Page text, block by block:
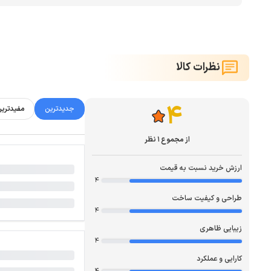
نظرات کالا
4
از مجموع 1 نظر
ارزش خرید نسبت به قیمت
4
طراحی و کیفیت ساخت
4
زیبایی ظاهری
4
کارایی و عملکرد
جدیدترین